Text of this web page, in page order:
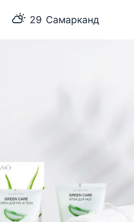
29 Самарканд